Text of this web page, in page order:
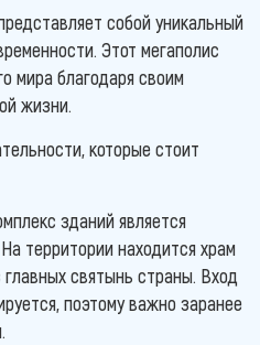
собой уникальный
Этот мегаполис
мира благодаря своим
жизни.
которые стоит
зданий является
территории находится храм
святынь страны. Вход
поэтому важно заранее